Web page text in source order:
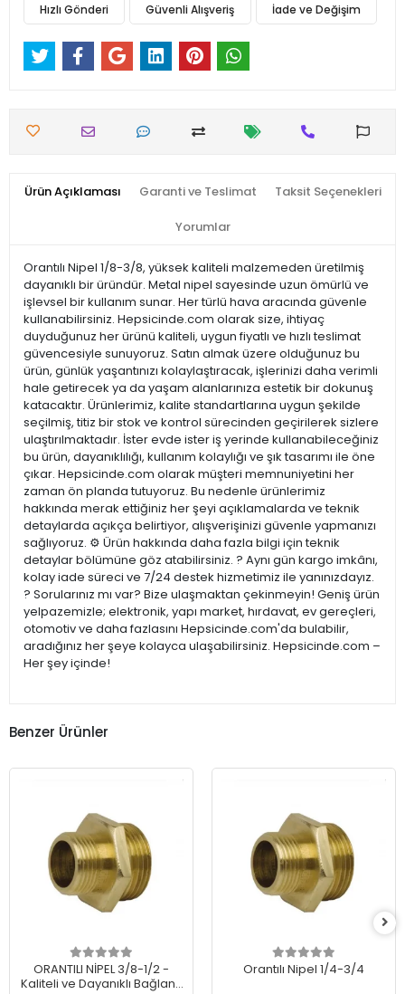
Hızlı Gönderi Güvenli Alışveriş İade ve Değişim
Ürün Açıklaması Garanti ve Teslimat Taksit Seçenekleri
Yorumlar
Orantılı Nipel 1/8-3/8, yüksek kaliteli malzemeden üretilmiş
dayanıklı bir üründür. Metal nipel sayesinde uzun ömürlü ve
işlevsel bir kullanım sunar. Her türlü hava aracında güvenle
kullanabilirsiniz. Hepsicinde.com olarak size, ihtiyaç
duyduğunuz her ürünü kaliteli, uygun fiyatlı ve hızlı teslimat
güvencesiyle sunuyoruz. Satın almak üzere olduğunuz bu
ürün, günlük yaşantınızı kolaylaştıracak, işlerinizi daha verimli
hale getirecek ya da yaşam alanlarınıza estetik bir dokunuş
katacaktır. Ürünlerimiz, kalite standartlarına uygun şekilde
seçilmiş, titiz bir stok ve kontrol sürecinden geçirilerek sizlere
ulaştırılmaktadır. İster evde ister iş yerinde kullanabileceğiniz
bu ürün, dayanıklılığı, kullanım kolaylığı ve şık tasarımı ile öne
çıkar. Hepsicinde.com olarak müşteri memnuniyetini her
zaman ön planda tutuyoruz. Bu nedenle ürünlerimiz
hakkında merak ettiğiniz her şeyi açıklamalarda ve teknik
detaylarda açıkça belirtiyor, alışverişinizi güvenle yapmanızı
sağlıyoruz. ⚙️ Ürün hakkında daha fazla bilgi için teknik
detaylar bölümüne göz atabilirsiniz. ? Aynı gün kargo imkânı,
kolay iade süreci ve 7/24 destek hizmetimiz ile yanınızdayız.
? Sorularınız mı var? Bize ulaşmaktan çekinmeyin! Geniş ürün
yelpazemizle; elektronik, yapı market, hırdavat, ev gereçleri,
otomotiv ve daha fazlasını Hepsicinde.com'da bulabilir,
aradığınız her şeye kolayca ulaşabilirsiniz. Hepsicinde.com –
Her şey içinde!
Benzer Ürünler
ORANTILI NİPEL 3/8-1/2 -
Kaliteli ve Dayanıklı Bağlantı
Orantılı Nipel 1/4-3/4